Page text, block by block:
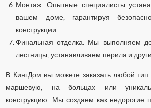
Монтаж. Опытные специалисты
вашем доме, гарантируя
конструкции.
Финальная отделка. Мы выполняем
лестницы, устанавливаем перила и
В КингДом вы можете заказать любой тип
маршевую, на больцах или
конструкцию. Мы создаем как недорогие